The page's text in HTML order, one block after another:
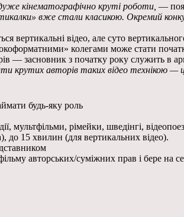
кінематографічно круті роботи, —
вже стали класикою. Окремий
вертикальні відео, але суто
колегами може стати
— засновник з початку року служить в
крутих авторів таких відео технікою
будь-яку роль
мультфільми, рімейки, шведінгі,
до 15 хвилин (для вертикальних відео).
авторських/суміжних прав і бере на